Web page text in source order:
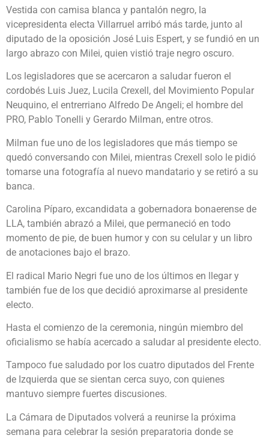
Vestida con camisa blanca y pantalón negro, la
vicepresidenta electa Villarruel arribó más tarde, junto al
diputado de la oposición José Luis Espert, y se fundió en un
largo abrazo con Milei, quien vistió traje negro oscuro.
Los legisladores que se acercaron a saludar fueron el
cordobés Luis Juez, Lucila Crexell, del Movimiento Popular
Neuquino, el entrerriano Alfredo De Angeli; el hombre del
PRO, Pablo Tonelli y Gerardo Milman, entre otros.
Milman fue uno de los legisladores que más tiempo se
quedó conversando con Milei, mientras Crexell solo le pidió
tomarse una fotografía al nuevo mandatario y se retiró a su
banca.
Carolina Píparo, excandidata a gobernadora bonaerense de
LLA, también abrazó a Milei, que permaneció en todo
momento de pie, de buen humor y con su celular y un libro
de anotaciones bajo el brazo.
El radical Mario Negri fue uno de los últimos en llegar y
también fue de los que decidió aproximarse al presidente
electo.
Hasta el comienzo de la ceremonia, ningún miembro del
oficialismo se había acercado a saludar al presidente electo.
Tampoco fue saludado por los cuatro diputados del Frente
de Izquierda que se sientan cerca suyo, con quienes
mantuvo siempre fuertes discusiones.
La Cámara de Diputados volverá a reunirse la próxima
semana para celebrar la sesión preparatoria donde se